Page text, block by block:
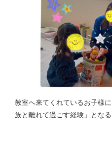
教室へ来てくれているお子様
族と離れて過ごす経験」とな